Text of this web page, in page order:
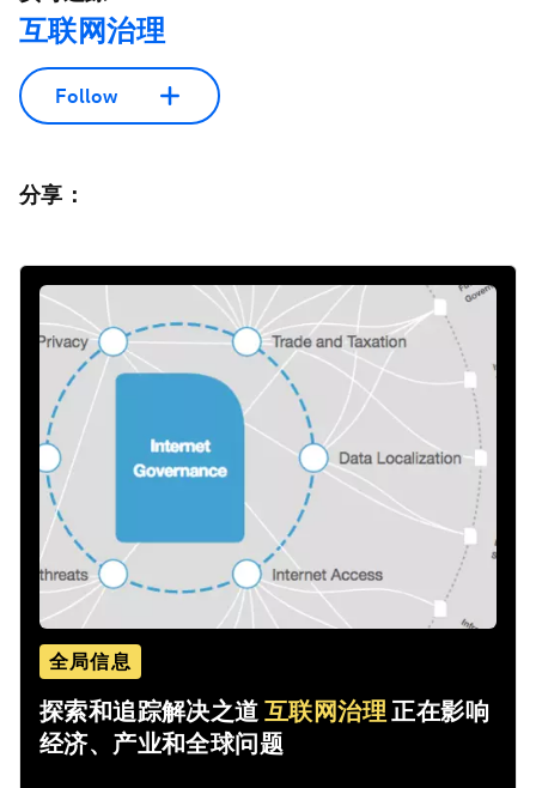
互联网治理
Follow
分享：
全局信息
探索和追踪解决之道互联网治理 正在影响
经济、产业和全球问题